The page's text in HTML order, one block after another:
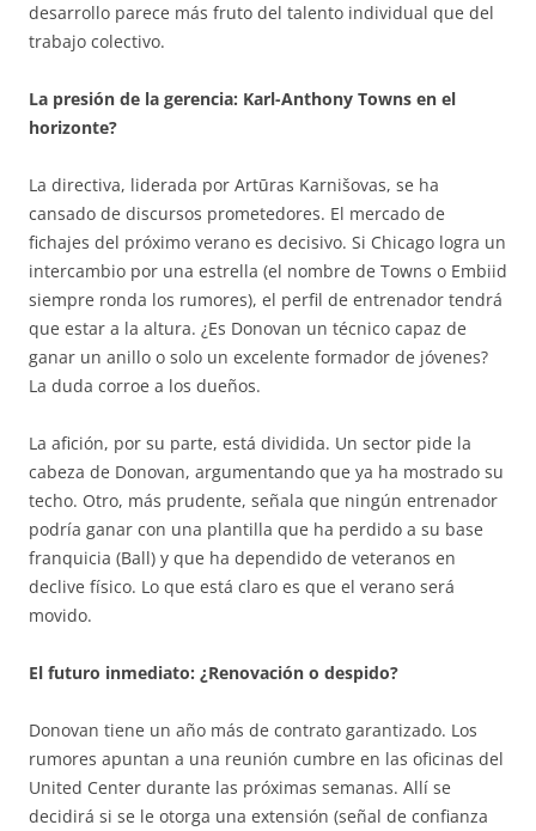
desarrollo parece más fruto del talento individual que del
trabajo colectivo.
La presión de la gerencia: Karl-Anthony Towns en el
horizonte?
La directiva, liderada por Artūras Karnišovas, se ha
cansado de discursos prometedores. El mercado de
fichajes del próximo verano es decisivo. Si Chicago logra un
intercambio por una estrella (el nombre de Towns o Embiid
siempre ronda los rumores), el perfil de entrenador tendrá
que estar a la altura. ¿Es Donovan un técnico capaz de
ganar un anillo o solo un excelente formador de jóvenes?
La duda corroe a los dueños.
La afición, por su parte, está dividida. Un sector pide la
cabeza de Donovan, argumentando que ya ha mostrado su
techo. Otro, más prudente, señala que ningún entrenador
podría ganar con una plantilla que ha perdido a su base
franquicia (Ball) y que ha dependido de veteranos en
declive físico. Lo que está claro es que el verano será
movido.
El futuro inmediato: ¿Renovación o despido?
Donovan tiene un año más de contrato garantizado. Los
rumores apuntan a una reunión cumbre en las oficinas del
United Center durante las próximas semanas. Allí se
decidirá si se le otorga una extensión (señal de confianza